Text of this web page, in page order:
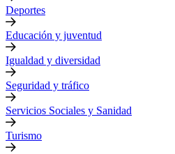
Deportes
Educación y juventud
Igualdad y diversidad
Seguridad y tráfico
Servicios Sociales y Sanidad
Turismo